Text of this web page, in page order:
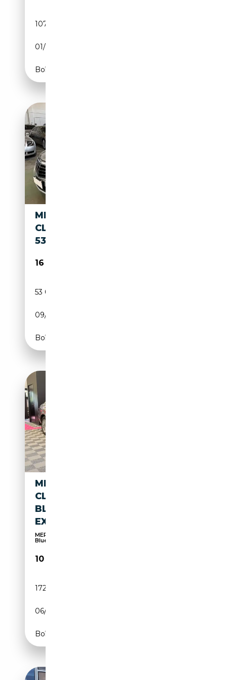
107 000 km
01/2012
Boîte automatique
MERCEDES-BENZ E 250
CLASSE E - W212 BERLINA CDI
53000 KM
16 459€
53 000 km
09/2010
Boîte automatique
MERCEDES-BENZ E 250
CLASSE E 250 CDI
BLUEEFFICIENCY ELÉGANCE
EXECUTIVE A
MERCEDES CLASSE E Classe E 250 CDI
BlueEfficiency
10 490€
172 900 km
06/2009
Boîte automatique